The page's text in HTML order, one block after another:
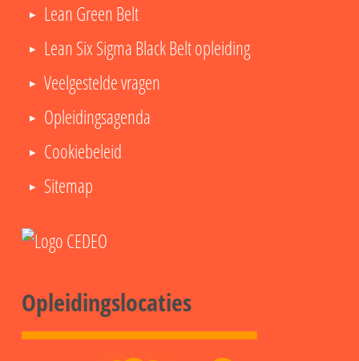
Lean Green Belt
Lean Six Sigma Black Belt opleiding
Veelgestelde vragen
Opleidingsagenda
Cookiebeleid
Sitemap
Opleidingslocaties